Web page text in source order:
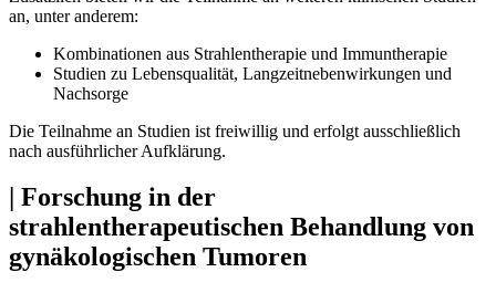
an, unter anderem:
Kombinationen aus Strahlentherapie und Immuntherapie
Studien zu Lebensqualität, Langzeitnebenwirkungen und
Nachsorge
Die Teilnahme an Studien ist freiwillig und erfolgt ausschließlich
nach ausführlicher Aufklärung.
| Forschung in der
strahlentherapeutischen Behandlung von
gynäkologischen Tumoren